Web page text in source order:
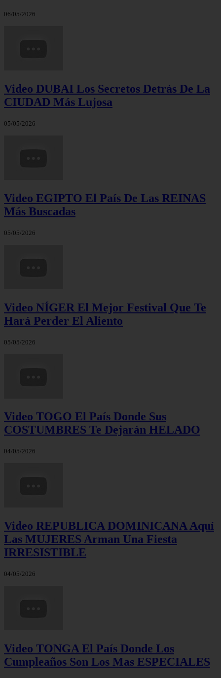
06/05/2026
Video DUBAI Los Secretos Detrás De La
CIUDAD Más Lujosa
05/05/2026
Video EGIPTO El País De Las REINAS
Más Buscadas
05/05/2026
Video NÍGER El Mejor Festival Que Te
Hará Perder El Aliento
05/05/2026
Video TOGO El País Donde Sus
COSTUMBRES Te Dejarán HELADO
04/05/2026
Video REPUBLICA DOMINICANA Aquí
Las MUJERES Arman Una Fiesta
IRRESISTIBLE
04/05/2026
Video TONGA El País Donde Los
Cumpleaños Son Los Mas ESPECIALES